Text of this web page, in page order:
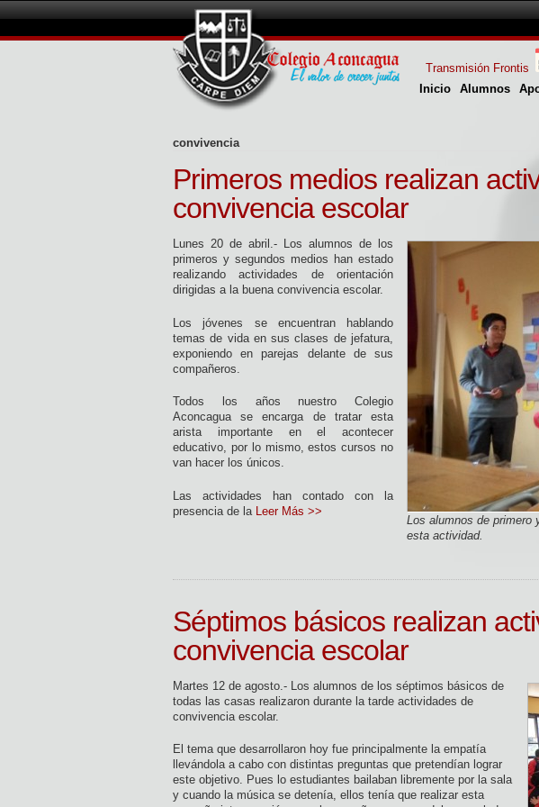
Inicio Alumnos
Transmisión Frontis
convivencia
Primeros medios realizan
convivencia escolar
Los alumnos de primero
esta actividad.
Lunes 20 de abril.- Los alumnos de los
primeros y segundos medios han estado
realizando actividades de orientación
dirigidas a la buena convivencia escolar.
Los jóvenes se encuentran hablando
temas de vida en sus clases de jefatura,
exponiendo en parejas delante de sus
compañeros.
Todos los años nuestro Colegio
Aconcagua se encarga de tratar esta
arista importante en el acontecer
educativo, por lo mismo, estos cursos no
van hacer los únicos.
Las actividades han contado con la
presencia de la Leer Más >>
Séptimos básicos realizan
convivencia escolar
Martes 12 de agosto.- Los alumnos de los séptimos básicos de
todas las casas realizaron durante la tarde actividades de
convivencia escolar.
El tema que desarrollaron hoy fue principalmente la empatía
llevándola a cabo con distintas preguntas que pretendían lograr
este objetivo. Pues lo estudiantes bailaban libremente por la sala
y cuando la música se detenía, ellos tenía que realizar esta